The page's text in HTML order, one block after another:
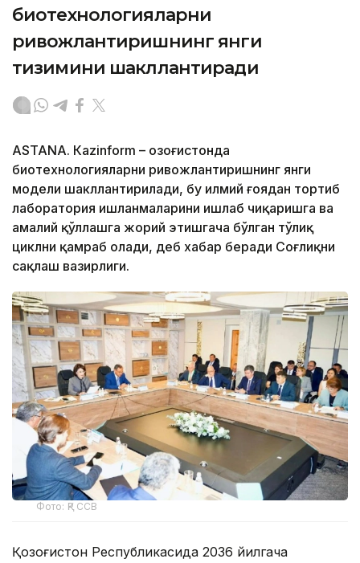
биотехнологияларни
ривожлантиришнинг янги
тизимини шакллантиради
ASTANА. Кazinform – Қозоғистонда
биотехнологияларни ривожлантиришнинг янги
модели шакллантирилади, бу илмий ғоядан тортиб
лаборатория ишланмаларини ишлаб чиқаришга ва
амалий қўллашга жорий этишгача бўлган тўлиқ
циклни қамраб олади, деб хабар беради Соғлиқни
сақлаш вазирлиги.
Фото: ҚР ССВ
Қозоғистон Республикасида 2036 йилгача